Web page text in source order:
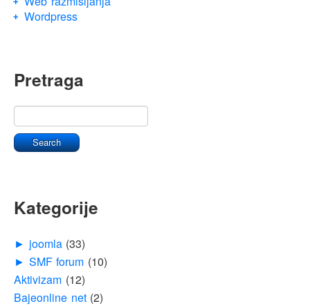
Wordpress
Pretraga
Kategorije
► joomla(33)
► SMF forum (10)
Aktivizam (12)
Bajeonline net(2)